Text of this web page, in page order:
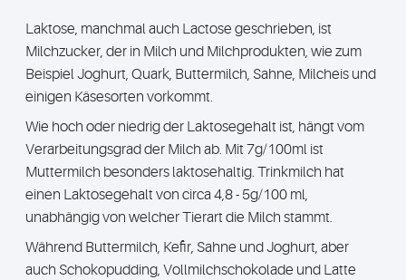
Laktose, manchmal auch Lactose geschrieben, ist
Milchzucker, der in Milch und Milchprodukten, wie zum
Beispiel Joghurt, Quark, Buttermilch, Sahne, Milcheis und
einigen Käsesorten vorkommt.
Wie hoch oder niedrig der Laktosegehalt ist, hängt vom
Verarbeitungsgrad der Milch ab. Mit 7g/100ml ist
Muttermilch besonders laktosehaltig. Trinkmilch hat
einen Laktosegehalt von circa 4,8 - 5g/100 ml,
unabhängig von welcher Tierart die Milch stammt.
Während Buttermilch, Kefir, Sahne und Joghurt, aber
auch Schokopudding, Vollmilchschokolade und Latte